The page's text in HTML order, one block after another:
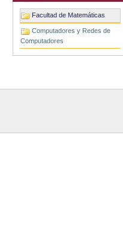
Facultad de Matemáticas
Computadores y Redes de
Computadores